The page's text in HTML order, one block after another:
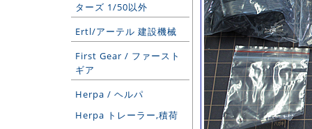
ターズ 1/50以外
Ertl/アーテル 建設機械
First Gear / ファースト
ギア
Herpa / ヘルパ
Herpa トレーラー,積荷